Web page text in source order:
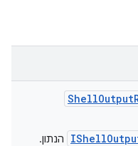
ShellOutput
הנתון.